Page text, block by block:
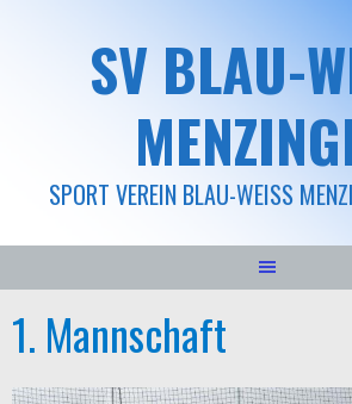
SV BLAU-
SPORT VEREIN BLAU-WEISS
1. Mannschaft